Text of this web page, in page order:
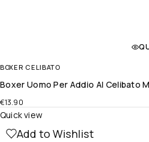
BOXER CELIBATO
Boxer Uomo Per Addio Al Celibato
€13.90
Add to Wishlist
Quick view